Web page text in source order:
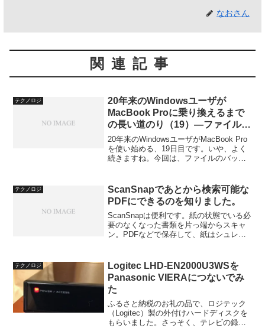
なおさん
関連記事
テクノロジ
20年来のWindowsユーザが
MacBook Proに乗り換えるまで
の長い道のり（19）―ファイル同
期ソフトの導入
20年来のWindowsユーザがMacBook Pro
を使い始める、19日目です。いや、よく
続きますね。今回は、ファイルのバック
した。iTunesデータを移行する Wi...
テクノロジ
ScanSnapであとから検索可能な
PDFにできるのを知りました。
ScanSnapは便利です。紙の状態でいる必
要のなくなった書類を片っ端からスキャ
ン。PDFなどで保存して、紙はシュレッ
成できるので便利なのですが、このオプ
ショ...
テクノロジ
Logitec LHD-EN2000U3WSを
Panasonic VIERAにつないでみ
た
ふるさと納税のお礼の品で、ロジテック
（Logitec）製の外付けハードディスクを
もらいました。さっそく、テレビの録画